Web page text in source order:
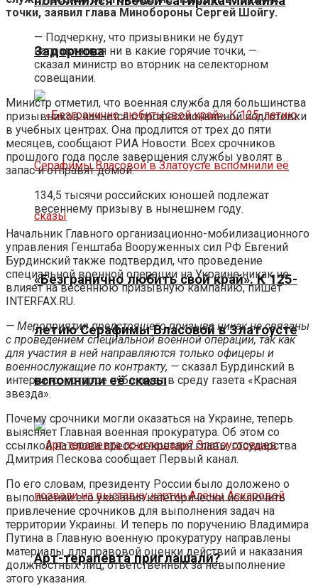
Задорнова
«Безгранично любить свой край». К 125-
летию Серафимы Власовой в Златоусте
вспомнили её сказы
Арт-терапевта приглашали?
точки, заявил глава Минобороны Сергей Шойгу.
— Подчеркну, что призывники не будут
направляться ни в какие горячие точки, —
сказал министр во вторник на селекторном
совещании.
Министр отметил, что военная служба для большинства
призывников начнется с профессиональной подготовки
в учебных центрах. Она продлится от трех до пяти
месяцев, сообщают РИА Новости. Всех срочников
прошлого года после завершения службы уволят в
запас и отправят домой.
134,5 тысячи российских юношей подлежат
весеннему призыву в нынешнем году.
Начальник Главного организационно-мобилизационного
управления Генштаба Вооруженных сил РФ Евгений
Бурдинский также подтвердил, что проведение
специальной военной операции на Украине никак не
влияет на весеннюю призывную кампанию, пишет
INTERFAX.RU.
— Мероприятия предстоящего призыва никак не связаны
с проведением специальной военной операции, так как
для участия в ней направляются только офицеры и
военнослужащие по контракту, — сказал Бурдинский в
интервью, которое публикует в среду газета «Красная
звезда».
Почему срочники могли оказаться на Украине, теперь
выясняет Главная военная прокуратура. Об этом со
ссылкой на слова пресс-секретаря главы государства
Дмитрия Пескова сообщает Первый канал.
По его словам, президенту России было доложено о
выполнении его указания категорически исключить
привлечение срочников для выполнения задач на
территории Украины. И теперь по поручению Владимира
Путина в Главную военную прокуратуру направлены
материалы для правовой оценки действий и наказания
должностных лиц, ответственных за невыполнение
этого указания.